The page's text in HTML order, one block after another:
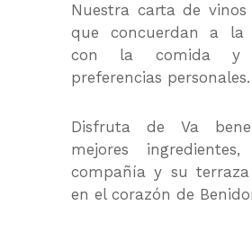
Nuestra carta de vinos
que concuerdan a la
con la comida y
preferencias personales.
Disfruta de Va
mejores
compañía y su terraza
en el corazón de